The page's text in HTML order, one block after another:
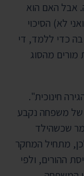
אבל האם הוא
לא) הסיכוי
בה כדי ללמד, די
מורים מהסוג
חינוכית".
של משפחה נקבע
שכשהילד
מתחיל המחקר
ההורים, ולפי